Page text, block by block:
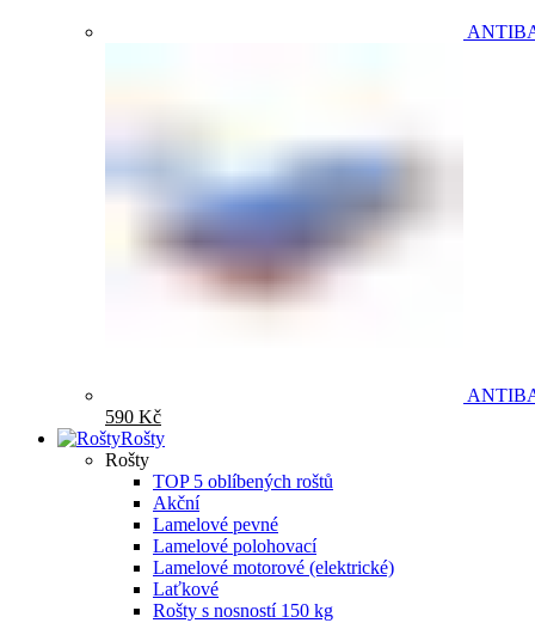
590 Kč
Rošty
Rošty
TOP 5 oblíbených roštů
Akční
Lamelové pevné
Lamelové polohovací
Lamelové motorové (elektrické)
Laťkové
Rošty s nosností 150 kg